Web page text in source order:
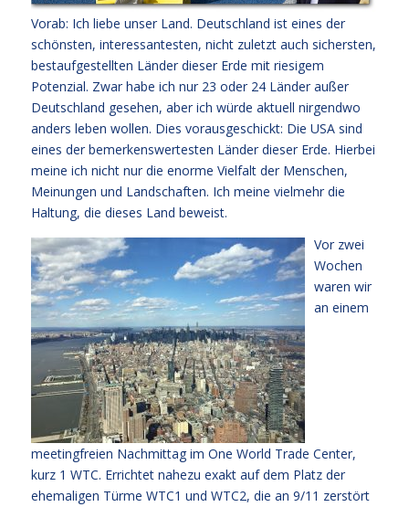
Vorab: Ich liebe unser Land. Deutschland ist eines der
schönsten, interessantesten, nicht zuletzt auch sichersten,
bestaufgestellten Länder dieser Erde mit riesigem
Potenzial. Zwar habe ich nur 23 oder 24 Länder außer
Deutschland gesehen, aber ich würde aktuell nirgendwo
anders leben wollen. Dies vorausgeschickt: Die USA sind
eines der bemerkenswertesten Länder dieser Erde. Hierbei
meine ich nicht nur die enorme Vielfalt der Menschen,
Meinungen und Landschaften. Ich meine vielmehr die
Haltung, die dieses Land beweist.
Vor zwei
Wochen
waren wir
an einem
meetingfreien Nachmittag im One World Trade Center,
kurz 1 WTC. Errichtet nahezu exakt auf dem Platz der
ehemaligen Türme WTC1 und WTC2, die an 9/11 zerstört